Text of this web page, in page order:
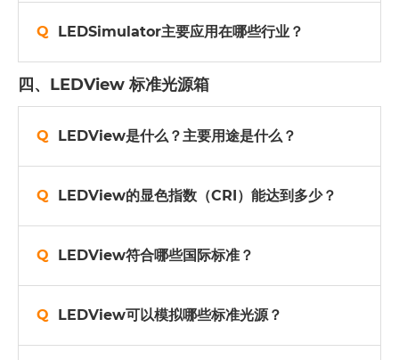
LEDSimulator主要应用在哪些行业？
四、LEDView 标准光源箱
LEDView是什么？主要用途是什么？
LEDView的显色指数（CRI）能达到多少？
LEDView符合哪些国际标准？
LEDView可以模拟哪些标准光源？